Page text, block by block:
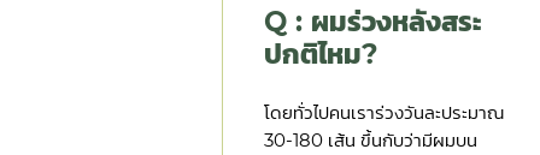
Q : ผมร่วงหลังสระ
ปกติไหม?
โดยทั่วไปคนเราร่วงวันละประมาณ
30-180 เส้น ขึ้นกับว่ามีผมบน